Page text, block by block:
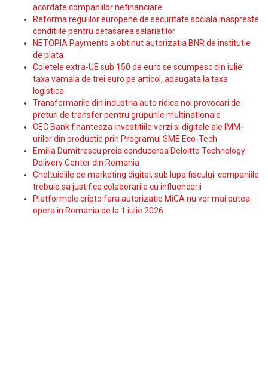
acordate companiilor nefinanciare
Reforma regulilor europene de securitate sociala inaspreste
conditiile pentru detasarea salariatilor
NETOPIA Payments a obtinut autorizatia BNR de institutie
de plata
Coletele extra-UE sub 150 de euro se scumpesc din iulie:
taxa vamala de trei euro pe articol, adaugata la taxa
logistica
Transformarile din industria auto ridica noi provocari de
preturi de transfer pentru grupurile multinationale
CEC Bank finanteaza investitiile verzi si digitale ale IMM-
urilor din productie prin Programul SME Eco-Tech
Emilia Dumitrescu preia conducerea Deloitte Technology
Delivery Center din Romania
Cheltuielile de marketing digital, sub lupa fiscului: companiile
trebuie sa justifice colaborarile cu influencerii
Platformele cripto fara autorizatie MiCA nu vor mai putea
opera in Romania de la 1 iulie 2026